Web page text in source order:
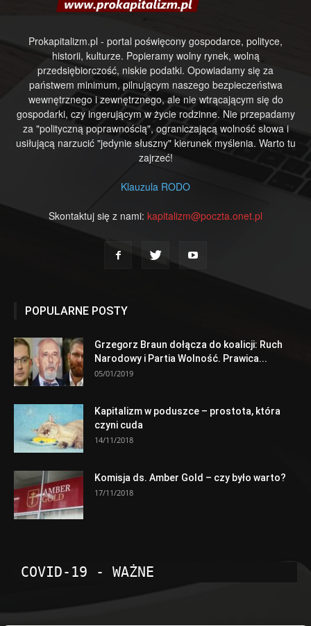
Prokapitalizm.pl - portal poświęcony gospodarce, polityce,
historii, kulturze. Popieramy wolny rynek, wolną
przedsiębiorczość, niskie podatki. Opowiadamy się za
państwem minimum, pilnującym naszego bezpieczeństwa
wewnętrznego i zewnętrznego, ale nie wtrącającym się do
gospodarki, czy ingerującym w życie rodzinne. Nie przepadamy
za "polityczną poprawnością", ograniczającą wolność słowa i
usiłującą narzucić "jedynie słuszny" kierunek myślenia. Warto tu
zajrzeć!
Klauzula RODO
Skontaktuj się z nami: kapitalizm@poczta.onet.pl
POPULARNE POSTY
Grzegorz Braun dołącza do koalicji: Ruch
Narodowy i Partia Wolność. Prawica...
05/01/2019
Kapitalizm w poduszce – prostota, która
czyni cuda
14/11/2018
Komisja ds. Amber Gold – czy było warto?
17/11/2018
COVID-19 - WAŻNE